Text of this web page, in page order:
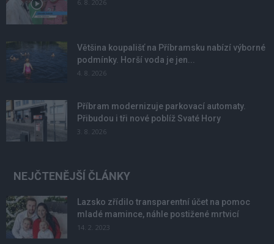
6. 8. 2026
Většina koupališť na Příbramsku nabízí výborné
podmínky. Horší voda je jen...
4. 8. 2026
Příbram modernizuje parkovací automaty.
Přibudou i tři nové poblíž Svaté Hory
3. 8. 2026
NEJČTENĚJŠÍ ČLÁNKY
Lazsko zřídilo transparentní účet na pomoc
mladé mamince, náhle postižené mrtvicí
14. 2. 2023